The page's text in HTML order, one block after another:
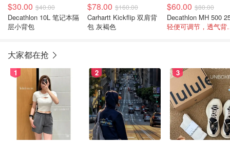
$30.00 $40.00
Decathlon 10L 笔记本隔
层小背包
$78.00 $160.00
Carhartt Kickflip 双肩背
包 灰褐色
$60.00 $80.00
轻便可调
大家都在抢
1 2 3